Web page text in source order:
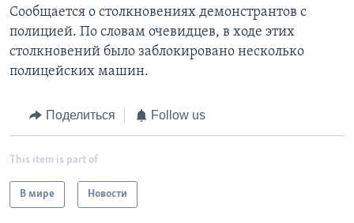
Сообщается о столкновениях демонстрантов с
полицией. По словам очевидцев, в ходе этих
столкновений было заблокировано несколько
полицейских машин.
Поделиться Follow us
This item is part of
В мире Новости